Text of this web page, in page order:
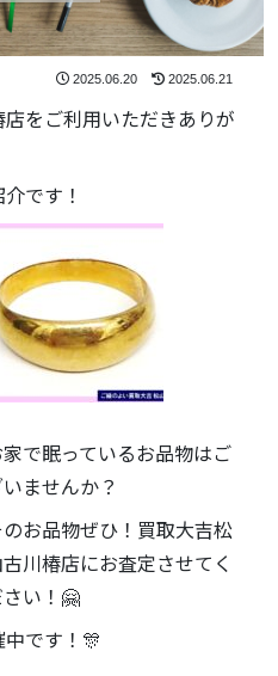
2025.06.20 2025.06.21
をご利用いただきありが
です！
家で眠っているお品物はご
いませんか？
のお品物ぜひ！買取大吉松
古川椿店にお査定させてく
さい！🤗
です！🎊